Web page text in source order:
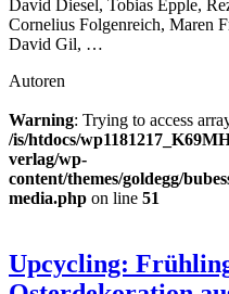
David Diesel, Tobias Epple,
Cornelius Folgenreich, Maren
David Gil, …
Autoren
Warning: Trying to access
/is/htdocs/
verlag/wp-
content/themes/goldegg/
media.php on line 51
Upcycling: